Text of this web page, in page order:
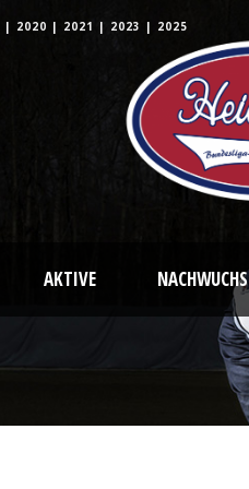
| 2020 | 2021 | 2023 | 2025
AKTIVE NACHWUCHS